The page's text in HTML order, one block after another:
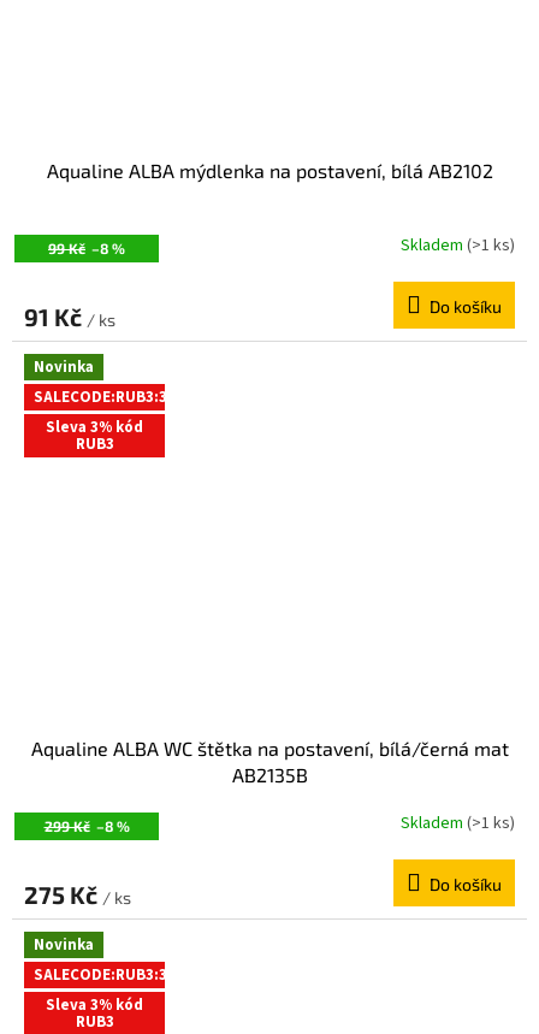
99 Kč –8 %
Aqualine ALBA mýdlenka na postavení, bílá AB2102
Skladem (>1 ks)
91 Kč / ks
Do košíku
Novinka
SALECODE:RUB3:3:%
Sleva 3% kód
RUB3
299 Kč –8 %
Aqualine ALBA WC štětka na postavení, bílá/černá mat
AB2135B
Skladem (>1 ks)
275 Kč / ks
Do košíku
Novinka
SALECODE:RUB3:3:%
Sleva 3% kód
RUB3